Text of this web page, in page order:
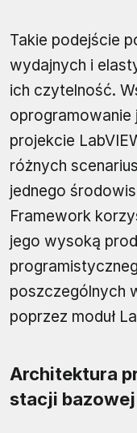
Takie podejście
wydajnych i
ich czytelność.
oprogramowanie
projekcie
różnych
jednego
Framework
jego wysoką
poszczególnych
poprzez moduł
Architektura
stacji bazowej